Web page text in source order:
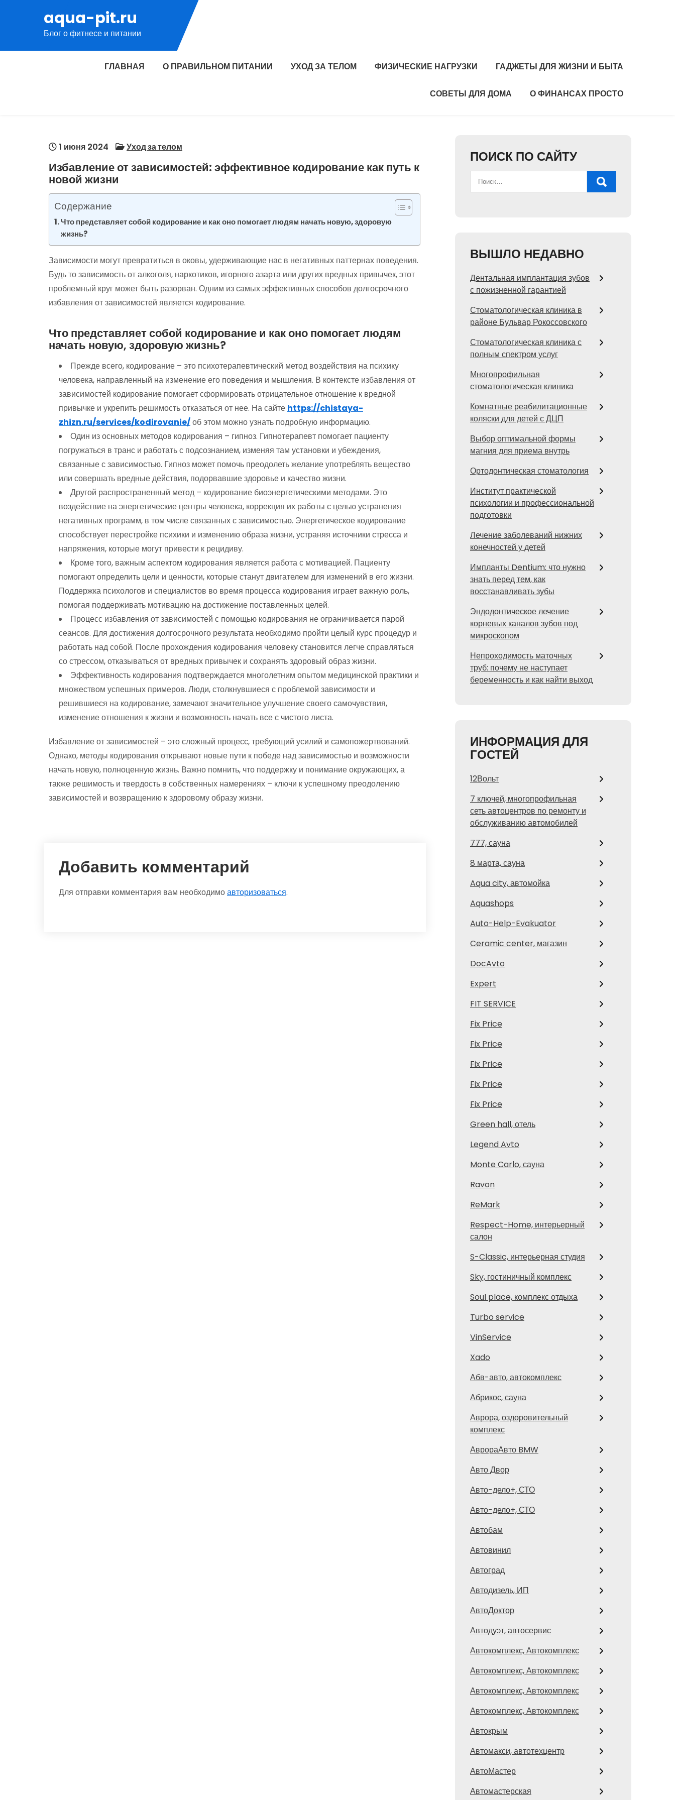
содержимому
aqua-pit.ru
Блог о фитнесе и питании
ГЛАВНАЯ О ПРАВИЛЬНОМ ПИТАНИИ УХОД ЗА ТЕЛОМ ФИЗИЧЕСКИЕ НАГРУЗКИ ГАДЖЕТЫ ДЛЯ ЖИЗНИ И БЫТА
СОВЕТЫ ДЛЯ ДОМА О ФИНАНСАХ ПРОСТО
1 июня 2024 Уход за телом
Избавление от зависимостей: эффективное кодирование как путь к
новой жизни
Содержание
Что представляет собой кодирование и как оно помогает людям начать новую, здоровую
жизнь?
Зависимости могут превратиться в оковы, удерживающие нас в негативных паттернах поведения.
Будь то зависимость от алкоголя, наркотиков, игорного азарта или других вредных привычек, этот
проблемный круг может быть разорван. Одним из самых эффективных способов долгосрочного
избавления от зависимостей является кодирование.
Что представляет собой кодирование и как оно помогает людям
начать новую, здоровую жизнь?
Прежде всего, кодирование – это психотерапевтический метод воздействия на психику
человека, направленный на изменение его поведения и мышления. В контексте избавления от
зависимостей кодирование помогает сформировать отрицательное отношение к вредной
привычке и укрепить решимость отказаться от нее. На сайте https://chistaya-
zhizn.ru/services/kodirovanie/об этом можно узнать подробную информацию.
Один из основных методов кодирования – гипноз. Гипнотерапевт помогает пациенту
погружаться в транс и работать с подсознанием, изменяя там установки и убеждения,
связанные с зависимостью. Гипноз может помочь преодолеть желание употреблять вещество
или совершать вредные действия, подорвавшие здоровье и качество жизни.
Другой распространенный метод – кодирование биоэнергетическими методами. Это
воздействие на энергетические центры человека, коррекция их работы с целью устранения
негативных программ, в том числе связанных с зависимостью. Энергетическое кодирование
способствует перестройке психики и изменению образа жизни, устраняя источники стресса и
напряжения, которые могут привести к рецидиву.
Кроме того, важным аспектом кодирования является работа с мотивацией. Пациенту
помогают определить цели и ценности, которые станут двигателем для изменений в его жизни.
Поддержка психологов и специалистов во время процесса кодирования играет важную роль,
помогая поддерживать мотивацию на достижение поставленных целей.
Процесс избавления от зависимостей с помощью кодирования не ограничивается парой
сеансов. Для достижения долгосрочного результата необходимо пройти целый курс процедур и
работать над собой. После прохождения кодирования человеку становится легче справляться
со стрессом, отказываться от вредных привычек и сохранять здоровый образ жизни.
Эффективность кодирования подтверждается многолетним опытом медицинской практики и
множеством успешных примеров. Люди, столкнувшиеся с проблемой зависимости и
решившиеся на кодирование, замечают значительное улучшение своего самочувствия,
изменение отношения к жизни и возможность начать все с чистого листа.
Избавление от зависимостей – это сложный процесс, требующий усилий и самопожертвований.
Однако, методы кодирования открывают новые пути к победе над зависимостью и возможности
начать новую, полноценную жизнь. Важно помнить, что поддержку и понимание окружающих, а
также решимость и твердость в собственных намерениях – ключи к успешному преодолению
зависимостей и возвращению к здоровому образу жизни.
Добавить комментарий
Для отправки комментария вам необходимоавторизоваться.
ПОИСК ПО САЙТУ
ВЫШЛО НЕДАВНО
Дентальная имплантация зубов
с пожизненной гарантией
Стоматологическая клиника в
районе Бульвар Рокоссовского
Стоматологическая клиника с
полным спектром услуг
Многопрофильная
стоматологическая клиника
Комнатные реабилитационные
коляски для детей с ДЦП
Выбор оптимальной формы
магния для приема внутрь
Ортодонтическая стоматология
Институт практической
психологии и профессиональной
подготовки
Лечение заболеваний нижних
конечностей у детей
Импланты Dentium: что нужно
знать перед тем, как
восстанавливать зубы
Эндодонтическое лечение
корневых каналов зубов под
микроскопом
Непроходимость маточных
труб: почему не наступает
беременность и как найти выход
ИНФОРМАЦИЯ ДЛЯ
ГОСТЕЙ
12Вольт
7 ключей, многопрофильная
сеть автоцентров по ремонту и
обслуживанию автомобилей
777, сауна
8 марта, сауна
Aqua city, автомойка
Aquashops
Auto-Help-Evakuator
Ceramic center, магазин
DocAvto
Expert
FIT SERVICE
Fix Price
Fix Price
Fix Price
Fix Price
Fix Price
Green hall, отель
Legend Avto
Monte Carlo, сауна
Ravon
ReMark
Respect-Home, интерьерный
салон
S-Classic, интерьерная студия
Sky, гостиничный комплекс
Soul place, комплекс отдыха
Turbo service
VinService
Xado
Абв-авто, автокомплекс
Абрикос, сауна
Аврора, оздоровительный
комплекс
АврораАвто BMW
Авто Двор
Авто-дело+, СТО
Авто-дело+, СТО
Автобам
Автовинил
Автоград
Автодизель, ИП
АвтоДоктор
Автодуэт, автосервис
Автокомплекс, Автокомплекс
Автокомплекс, Автокомплекс
Автокомплекс, Автокомплекс
Автокомплекс, Автокомплекс
Автокрым
Автомакси, автотехцентр
АвтоМастер
Автомастерская